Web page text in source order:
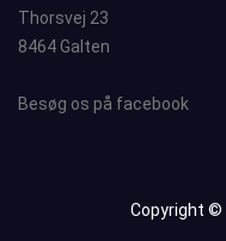
Thorsvej 23
8464 Galten
Besøg os på facebook
Copyright ©